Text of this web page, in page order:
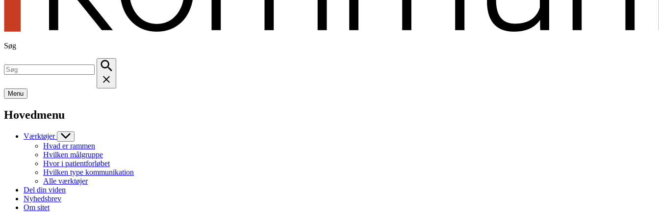
Søg
Menu
Hovedmenu
Værktøjer
Hvad er rammen
Hvilken målgruppe
Hvor i patientforløbet
Hvilken type kommunikation
Alle værktøjer
Del din viden
Nyhedsbrev
Om sitet